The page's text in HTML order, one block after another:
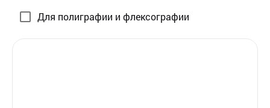
Для полиграфии и флексографии